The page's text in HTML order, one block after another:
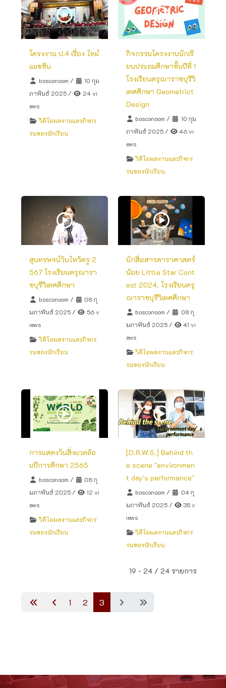
โครงงาน ป.4 เรื่อง ไทม์
แมชชีน
bosconoom /
10 กุม
ภาพันธ์ 2025 /
24 vi
ews
วิดีโอผลงานและกิจกร
รมของนักเรียน
กิจกรรมโครงงานนักเรี
ยนประถมศึกษาชั้นปีที่ 1
โรงเรียนดรุณาราชบุรีวิ
เทศศึกษา Geometrict
Design
bosconoom /
10 กุม
ภาพันธ์ 2025/
46 vi
ews
วิดีโอผลงานและกิจกร
รมของนักเรียน
สุนทรพจน์วันไหว้ครู 2
567 โรงเรียนดรุณารา
ชบุรีวิเทศศึกษา
bosconoom /
08 กุ
มภาพันธ์ 2025 /
56 v
iews
วิดีโอผลงานและกิจกร
รมของนักเรียน
นักสื่อสารดาราศาสตร์
น้อย Little Star Cont
est 2024. โรงเรียนดรุ
ณาราชบุรีวิเทศศึกษา
bosconoom /
08 กุ
มภาพันธ์ 2025/
41 vi
ews
วิดีโอผลงานและกิจกร
รมของนักเรียน
การแสดงวันสิ่งแวดล้อ
มปีการศึกษา 2565
bosconoom /
08 กุ
มภาพันธ์ 2025/
12 vi
ews
วิดีโอผลงานและกิจกร
รมของนักเรียน
[D.R.W.S.] Behind th
e scene "environmen
t day's performance"
bosconoom /
04 กุ
มภาพันธ์ 2025/
35 v
iews
วิดีโอผลงานและกิจกร
รมของนักเรียน
19 - 24 / 24 รายการ
1 2 3